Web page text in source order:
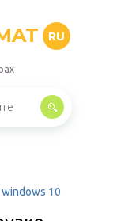
RU
windows 10